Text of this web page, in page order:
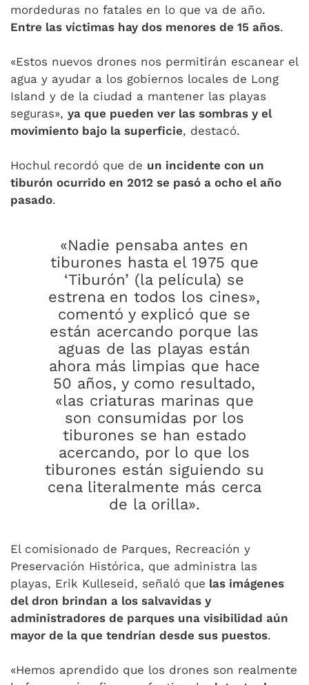
mordeduras no fatales en lo que va de año.
Entre las víctimas hay dos menores de 15 años.
«Estos nuevos drones nos permitirán escanear el
agua y ayudar a los gobiernos locales de Long
Island y de la ciudad a mantener las playas
seguras», ya que pueden ver las sombras y el
movimiento bajo la superficie, destacó.
Hochul recordó que de un incidente con un
tiburón ocurrido en 2012 se pasó a ocho el año
pasado.
«Nadie pensaba antes en
tiburones hasta el 1975 que
‘Tiburón’ (la película) se
estrena en todos los cines»,
comentó y explicó que se
están acercando porque las
aguas de las playas están
ahora más limpias que hace
50 años, y como resultado,
«las criaturas marinas que
son consumidas por los
tiburones se han estado
acercando, por lo que los
tiburones están siguiendo su
cena literalmente más cerca
de la orilla».
El comisionado de Parques, Recreación y
Preservación Histórica, que administra las
playas, Erik Kulleseid, señaló que las imágenes
del dron brindan a los salvavidas y
administradores de parques una visibilidad aún
mayor de la que tendrían desde sus puestos.
«Hemos aprendido que los drones son realmente